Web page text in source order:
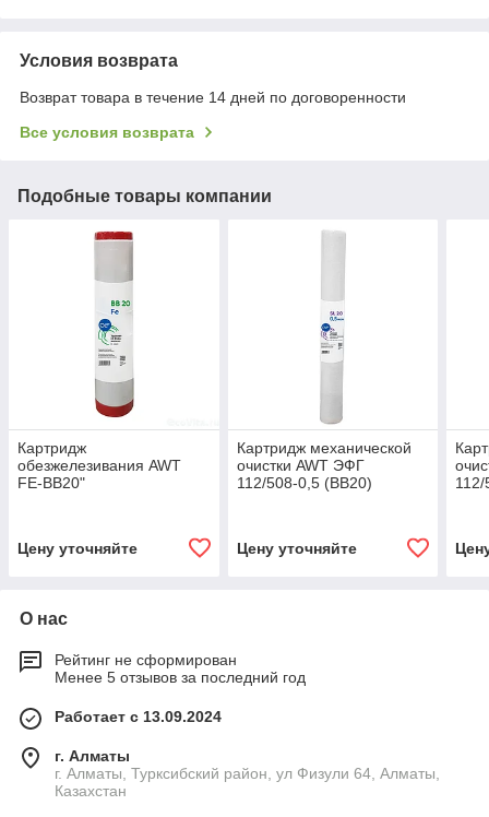
Условия возврата
Возврат товара в течение 14 дней по договоренности
Все условия возврата
Подобные товары компании
Картридж
обезжелезивания AWT
FE-BB20"
Цену уточняйте
Картридж механической
очистки AWT ЭФГ
112/508-0,5 (BB20)
Цену уточняйте
О нас
Рейтинг не сформирован
Менее 5 отзывов за последний год
Работает с 13.09.2024
г. Алматы
г. Алматы, Турксибский район, ул Физули 64, Алматы,
Казахстан